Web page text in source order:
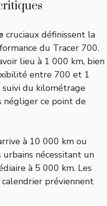
cruciaux définissent la
du Tracer 700.
lieu à 1 000 km, bien
entre 700 et 1
du kilométrage
négliger ce point de
à 10 000 km ou
nécessitant un
à 5 000 km. Les
préviennent